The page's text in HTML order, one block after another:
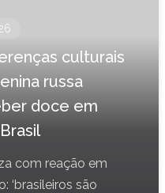
culturais
russa
doce em
com reação em
‘brasileiros são